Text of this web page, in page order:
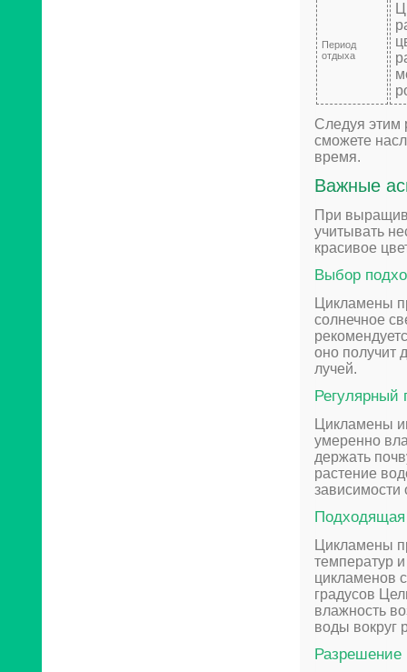
Период
отдыха
Следуя этим
сможете
время.
Важные
При
учитывать
красивое
Выбор
Цикламены
солнечное
оно получит
лучей.
Регулярный
Цикламены
умеренно
держать
растение
зависимости
Подходящая
Цикламены
температур
цикламенов
градусов
влажность
воды вокруг
Разрешение